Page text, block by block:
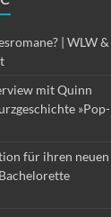
| WLW &
mit Quinn
»Pop-
für ihren neuen